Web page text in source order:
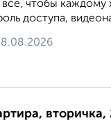
все, чтобы
доступа,